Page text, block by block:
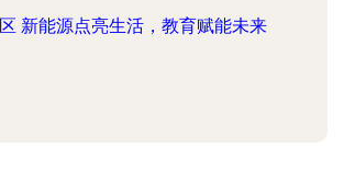
新能源点亮生活，教育赋能未来